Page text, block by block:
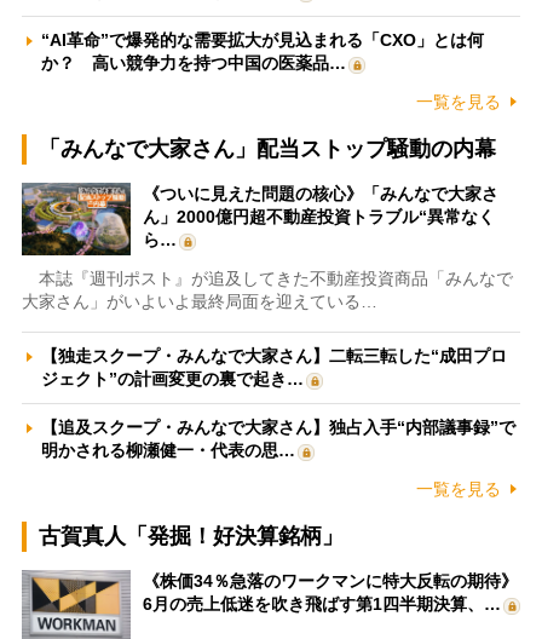
“AI革命”で爆発的な需要拡大が見込まれる「CXO」とは何
か？ 高い競争力を持つ中国の医薬品…
一覧を見る
「みんなで大家さん」配当ストップ騒動の内幕
《ついに見えた問題の核心》「みんなで大家さ
ん」2000億円超不動産投資トラブル“異常なく
ら…
本誌『週刊ポスト』が追及してきた不動産投資商品「みんなで
大家さん」がいよいよ最終局面を迎えている…
【独走スクープ・みんなで大家さん】二転三転した“成田プロ
ジェクト”の計画変更の裏で起き…
【追及スクープ・みんなで大家さん】独占入手“内部議事録”で
明かされる柳瀬健一・代表の思…
一覧を見る
古賀真人「発掘！好決算銘柄」
《株価34％急落のワークマンに特大反転の期待》
6月の売上低迷を吹き飛ばす第1四半期決算、…